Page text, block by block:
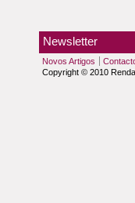
Newsletter
Novos Artigos
Copyright © 2010